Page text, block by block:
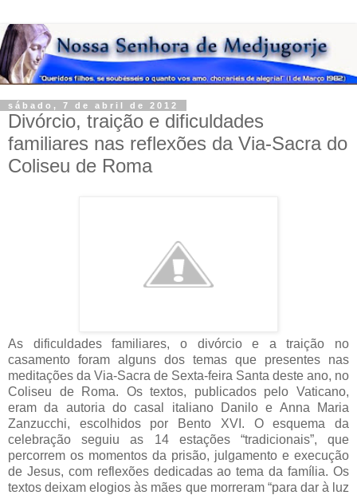
sábado, 7 de abril de 2012
Divórcio, traição e dificuldades
familiares nas reflexões da Via-Sacra do
Coliseu de Roma
As dificuldades familiares, o divórcio e a traição no
casamento foram alguns dos temas que presentes nas
meditações da Via-Sacra de Sexta-feira Santa deste ano, no
Coliseu de Roma. Os textos, publicados pelo Vaticano,
eram da autoria do casal italiano Danilo e Anna Maria
Zanzucchi, escolhidos por Bento XVI. O esquema da
celebração seguiu as 14 estações “tradicionais”, que
percorrem os momentos da prisão, julgamento e execução
de Jesus, com reflexões dedicadas ao tema da família. Os
textos deixam elogios às mães que morreram “para dar à luz